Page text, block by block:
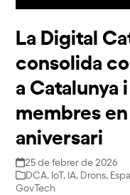
La Digital
consolida
a Catalunya
membres
aniversari
25 de febrer de 2026
DCA, IoT, IA, Drons,
GovTech